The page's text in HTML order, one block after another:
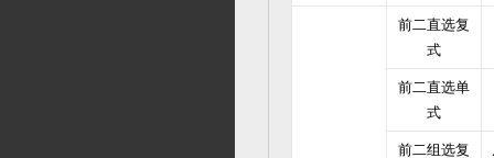
前二直选复
式
前二直选单
式
前二组选复